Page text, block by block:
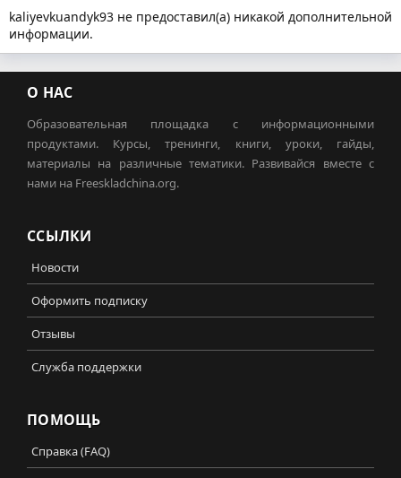
kaliyevkuandyk93 не предоставил(а) никакой дополнительной
информации.
О НАС
Образовательная площадка с информационными
продуктами. Курсы, тренинги, книги, уроки, гайды,
материалы на различные тематики. Развивайся вместе с
нами на Freeskladchina.org.
ССЫЛКИ
Новости
Оформить подписку
Отзывы
Служба поддержки
ПОМОЩЬ
Справка (FAQ)